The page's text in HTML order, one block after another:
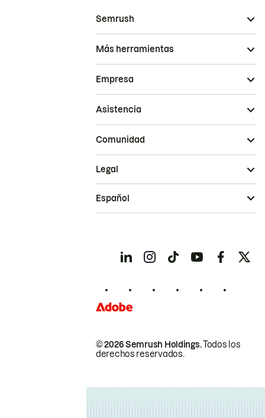
Semrush
Más herramientas
Empresa
Asistencia
Comunidad
© 2026 Semrush Holdings.Todos los
derechos reservados.
Legal
Español